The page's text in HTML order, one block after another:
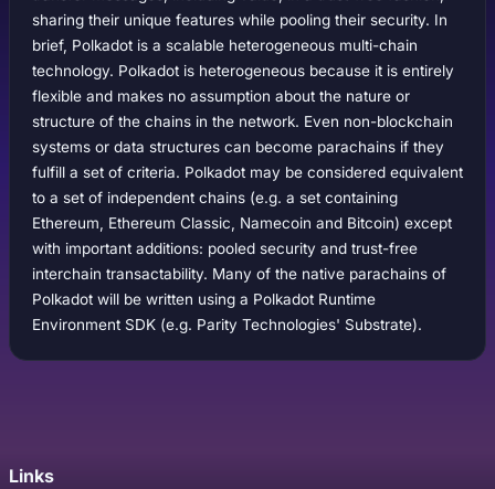
sharing their unique features while pooling their security. In
brief, Polkadot is a scalable heterogeneous multi-chain
technology. Polkadot is heterogeneous because it is entirely
flexible and makes no assumption about the nature or
structure of the chains in the network. Even non-blockchain
systems or data structures can become parachains if they
fulfill a set of criteria. Polkadot may be considered equivalent
to a set of independent chains (e.g. a set containing
Ethereum, Ethereum Classic, Namecoin and Bitcoin) except
with important additions: pooled security and trust-free
interchain transactability. Many of the native parachains of
Polkadot will be written using a Polkadot Runtime
Environment SDK (e.g. Parity Technologies' Substrate).
Links